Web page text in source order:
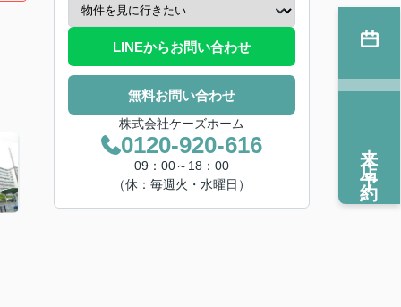
LINEからお問い合わせ
無料お問い合わせ
株式会社ケーズホーム
0120-920-616
09：00～18：00
（休：毎週火・水曜日）
来店予約